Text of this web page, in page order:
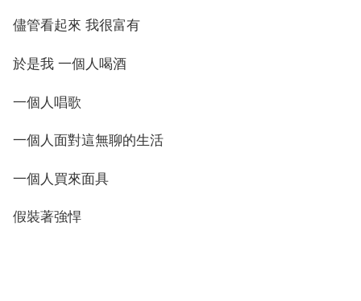
儘管看起來 我很富有
於是我 一個人喝酒
一個人唱歌
一個人面對這無聊的生活
一個人買來面具
假裝著強悍